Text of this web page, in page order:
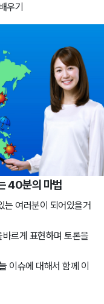
우기
40분의 마법
는 여러분이 되어있을거
르게 표현하며 토론을
이슈에 대해서 함께 이